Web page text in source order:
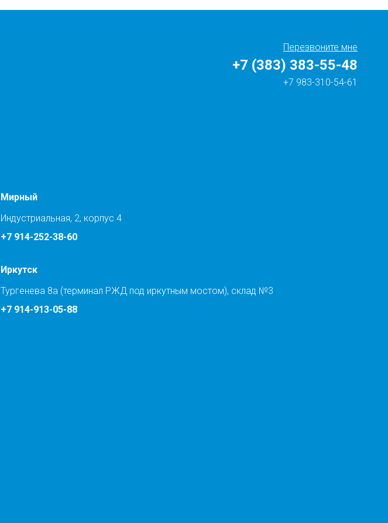
Перезвоните мне
+7 (383) 383-55-48
+7 983-310-54-61
Мирный
Индустриальная, 2, корпус 4
+7 914-252-38-60
Иркутск
Тургенева 8а (терминал РЖД под иркутным мостом), склад №3
+7 914-913-05-88